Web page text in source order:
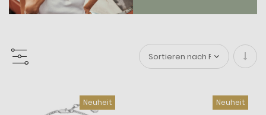
In
Neuheit Neuheit